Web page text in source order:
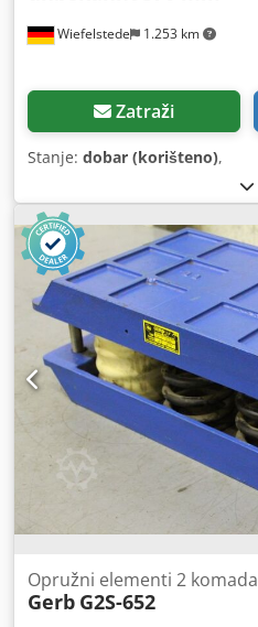
Wiefelstede 1.253 km
Zatraži
Stanje: dobar (korišteno),
Opružni elementi 2 komada
Gerb G2S-652